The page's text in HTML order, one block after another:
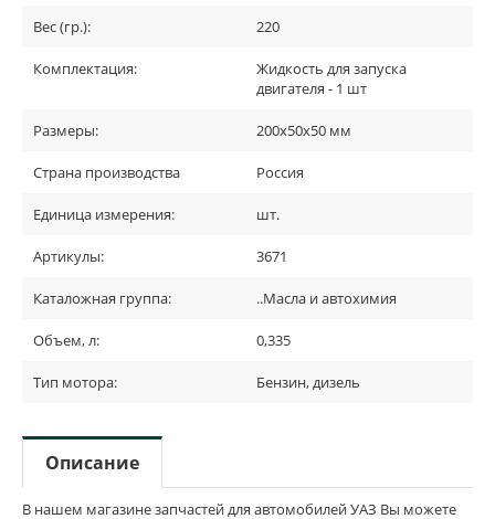
Вес (гр.): 220
Комплектация:
Жидкость для запуска
двигателя - 1 шт
Размеры: 200х50х50 мм
Страна производства Россия
Единица измерения: шт.
Артикулы: 3671
Каталожная группа: ..Масла и автохимия
Объем, л: 0,335
Тип мотора: Бензин, дизель
Описание
В нашем магазине запчастей для автомобилей УАЗ Вы можете